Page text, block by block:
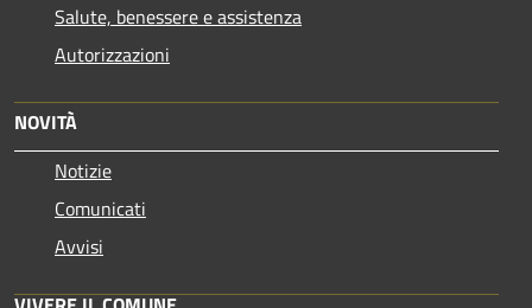
Salute, benessere e assistenza
Autorizzazioni
NOVITÀ
Notizie
Comunicati
Avvisi